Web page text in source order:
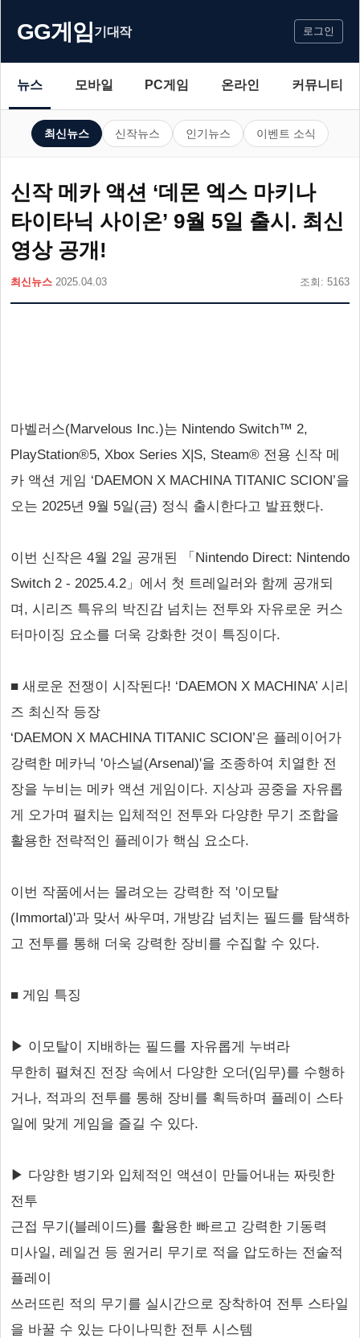
GG게임기대작 로그인
뉴스 모바일 PC게임 온라인 커뮤니티
최신뉴스 신작뉴스 인기뉴스 이벤트 소식
신작 메카 액션 ‘데몬 엑스 마키나
타이타닉 사이온’ 9월 5일 출시. 최신
영상 공개!
최신뉴스 2025.04.03 조회: 5163
마벨러스(Marvelous Inc.)는 Nintendo Switch™ 2,
PlayStation®5, Xbox Series X|S, Steam® 전용 신작 메
카 액션 게임 ‘DAEMON X MACHINA TITANIC SCION’을
오는 2025년 9월 5일(금) 정식 출시한다고 발표했다.
이번 신작은 4월 2일 공개된 「Nintendo Direct: Nintendo
Switch 2 - 2025.4.2」에서 첫 트레일러와 함께 공개되
며, 시리즈 특유의 박진감 넘치는 전투와 자유로운 커스
터마이징 요소를 더욱 강화한 것이 특징이다.
■ 새로운 전쟁이 시작된다! ‘DAEMON X MACHINA’ 시리
즈 최신작 등장
‘DAEMON X MACHINA TITANIC SCION’은 플레이어가
강력한 메카닉 '아스널(Arsenal)'을 조종하여 치열한 전
장을 누비는 메카 액션 게임이다. 지상과 공중을 자유롭
게 오가며 펼치는 입체적인 전투와 다양한 무기 조합을
활용한 전략적인 플레이가 핵심 요소다.
이번 작품에서는 몰려오는 강력한 적 '이모탈
(Immortal)'과 맞서 싸우며, 개방감 넘치는 필드를 탐색하
고 전투를 통해 더욱 강력한 장비를 수집할 수 있다.
■ 게임 특징
▶ 이모탈이 지배하는 필드를 자유롭게 누벼라
무한히 펼쳐진 전장 속에서 다양한 오더(임무)를 수행하
거나, 적과의 전투를 통해 장비를 획득하며 플레이 스타
일에 맞게 게임을 즐길 수 있다.
▶ 다양한 병기와 입체적인 액션이 만들어내는 짜릿한
전투
근접 무기(블레이드)를 활용한 빠르고 강력한 기동력
미사일, 레일건 등 원거리 무기로 적을 압도하는 전술적
플레이
쓰러뜨린 적의 무기를 실시간으로 장착하여 전투 스타일
을 바꿀 수 있는 다이나믹한 전투 시스템